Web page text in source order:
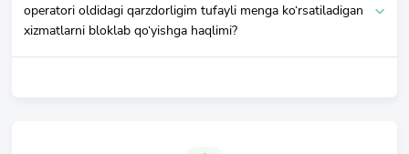
operatori oldidagi qarzdorligim tufayli menga ko‘rsatiladigan
xizmatlarni bloklab qo‘yishga haqlimi?